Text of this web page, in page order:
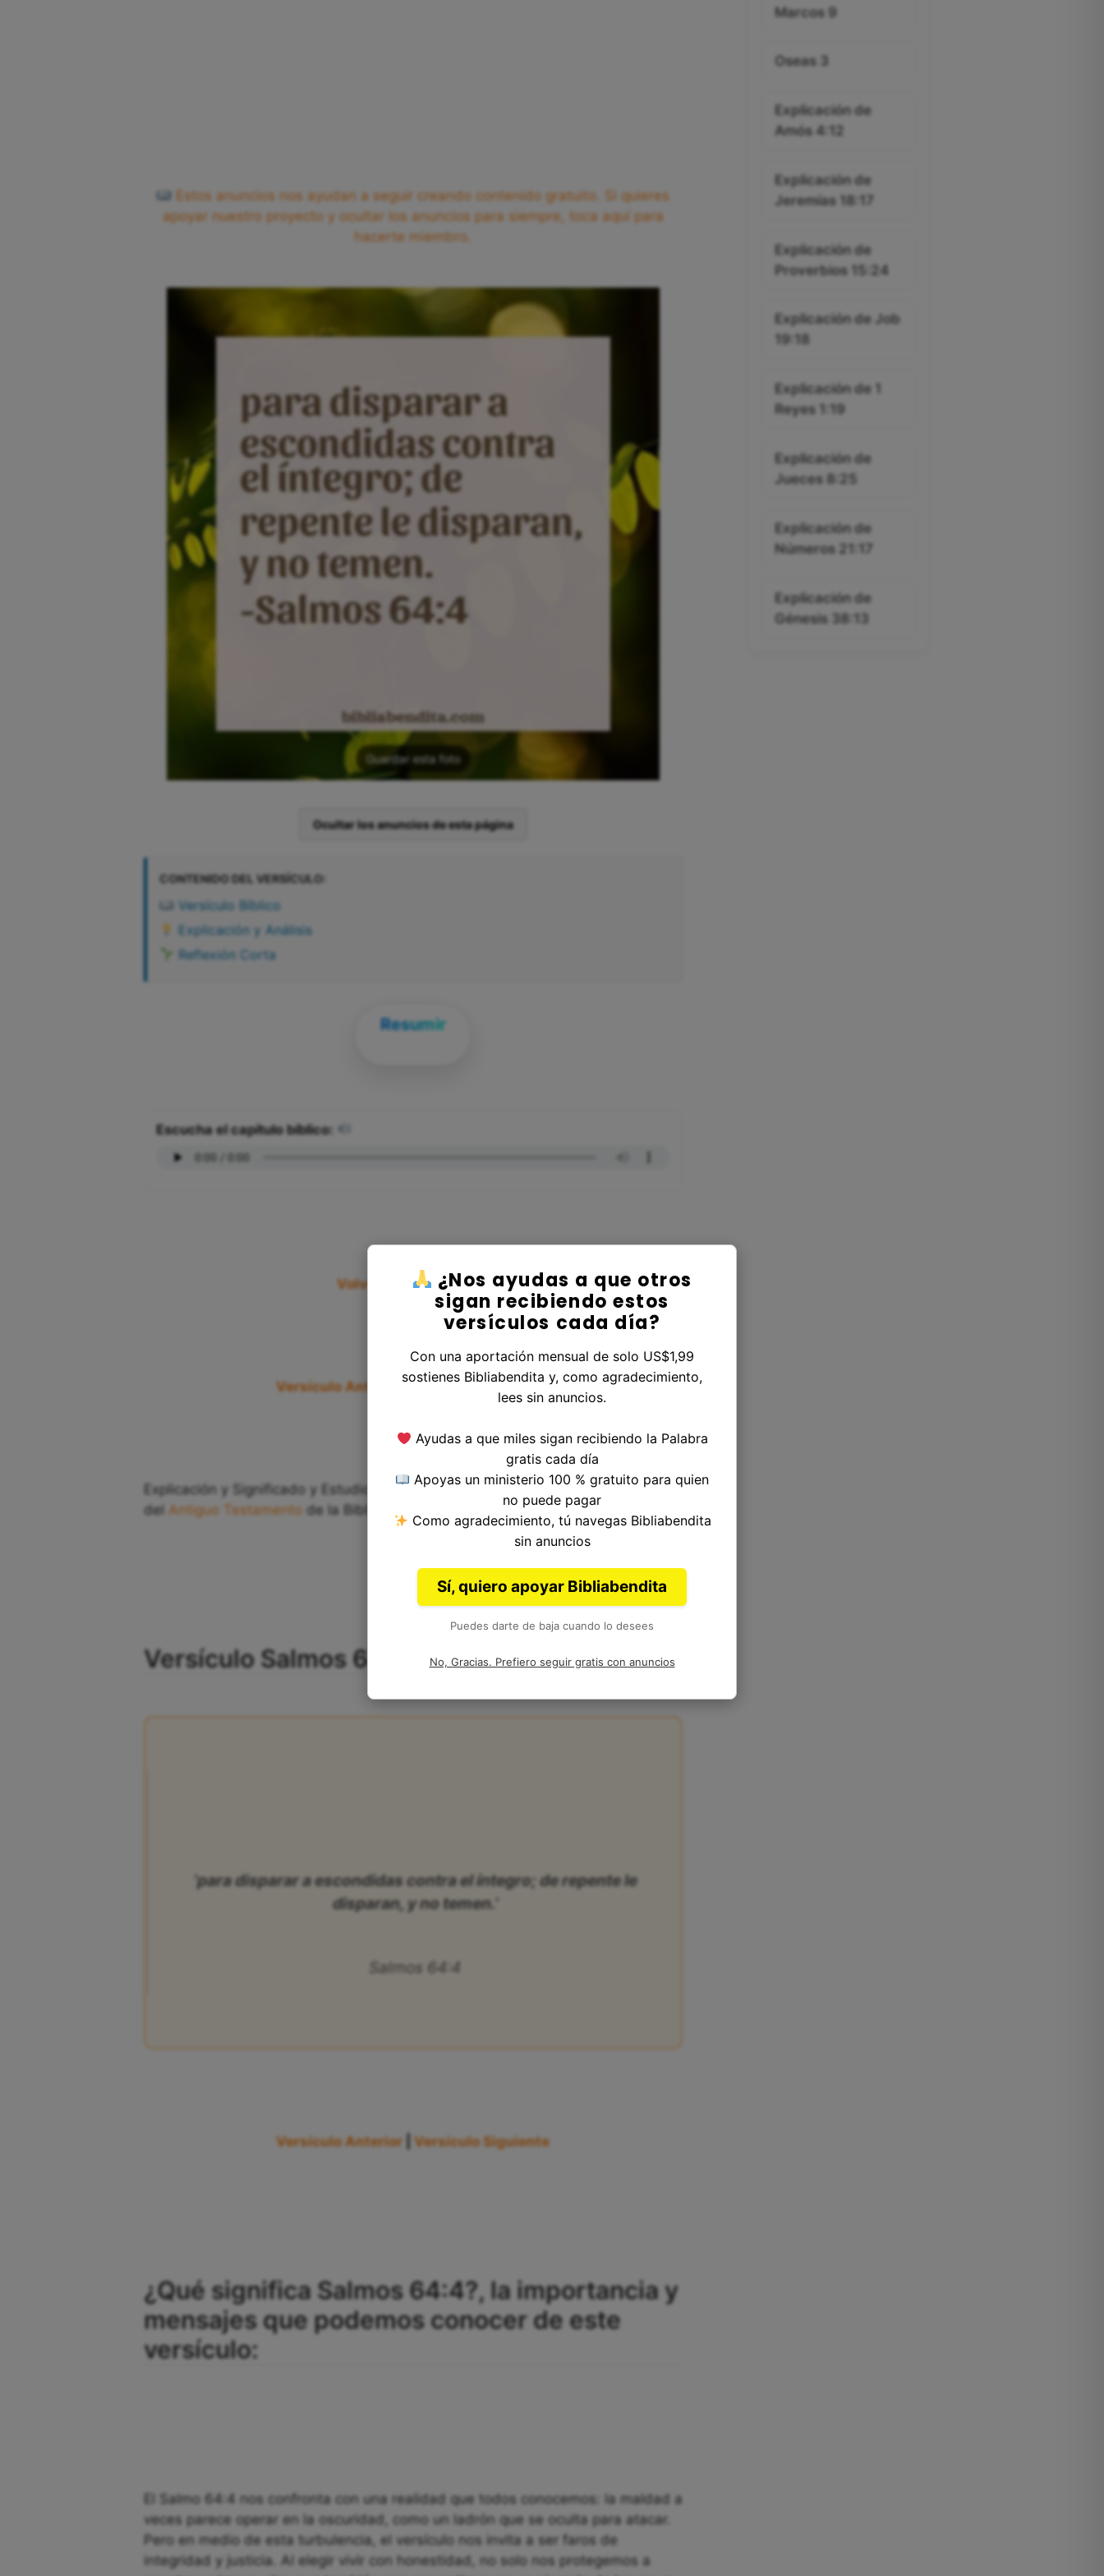
Estos anuncios nos ayudan a seguir creando contenido gratuito. Si quieres
apoyar nuestro proyecto y ocultar los anuncios para siempre, toca aquí para
hacerte miembro.
Guardar esta foto
Ocultar los anuncios de esta página
CONTENIDO DEL VERSÍCULO:
Versículo Bíblico
Explicación y Análisis
Reflexión Corta
Resumir
Escucha el capítulo bíblico:
Volver al Libro Salmos
Versículo Anterior|Versículo Siguiente
Explicación y Significado y Estudio del Versículo 4, Capítulo 64, Libro de Salmos
del Antiguo Testamentode la Biblia. Autor: David, Asaf, Salomón y otros.
Versículo Salmos 64:4 de la Biblia
‘para disparar a escondidas contra el íntegro; de repente le
disparan, y no temen.’
Salmos 64:4
Versículo Anterior |Versículo Siguiente
¿Qué significa Salmos 64:4?, la importancia y
mensajes que podemos conocer de este
versículo:
El Salmo 64:4 nos confronta con una realidad que todos conocemos: la maldad a
veces parece operar en la oscuridad, como un ladrón que se oculta para atacar.
Pero en medio de esta turbulencia, el versículo nos invita a ser faros de
integridad y justicia. Al elegir vivir con honestidad, no solo nos protegemos a
Marcos 9
Oseas 3
Explicación de
Amós 4:12
Explicación de
Jeremías 18:17
Explicación de
Proverbios 15:24
Explicación de Job
19:18
Explicación de 1
Reyes 1:19
Explicación de
Jueces 8:25
Explicación de
Números 21:17
Explicación de
Génesis 38:13
¿Nos ayudas a que otros
sigan recibiendo estos
versículos cada día?
Con una aportación mensual de solo US$1,99
sostienes Bibliabendita y, como agradecimiento,
lees sin anuncios.
Ayudas a que miles sigan recibiendo la Palabra
gratis cada día
Apoyas un ministerio 100 % gratuito para quien
no puede pagar
Como agradecimiento, tú navegas Bibliabendita
sin anuncios
Sí, quiero apoyar Bibliabendita
Puedes darte de baja cuando lo desees
No, Gracias. Prefiero seguir gratis con anuncios